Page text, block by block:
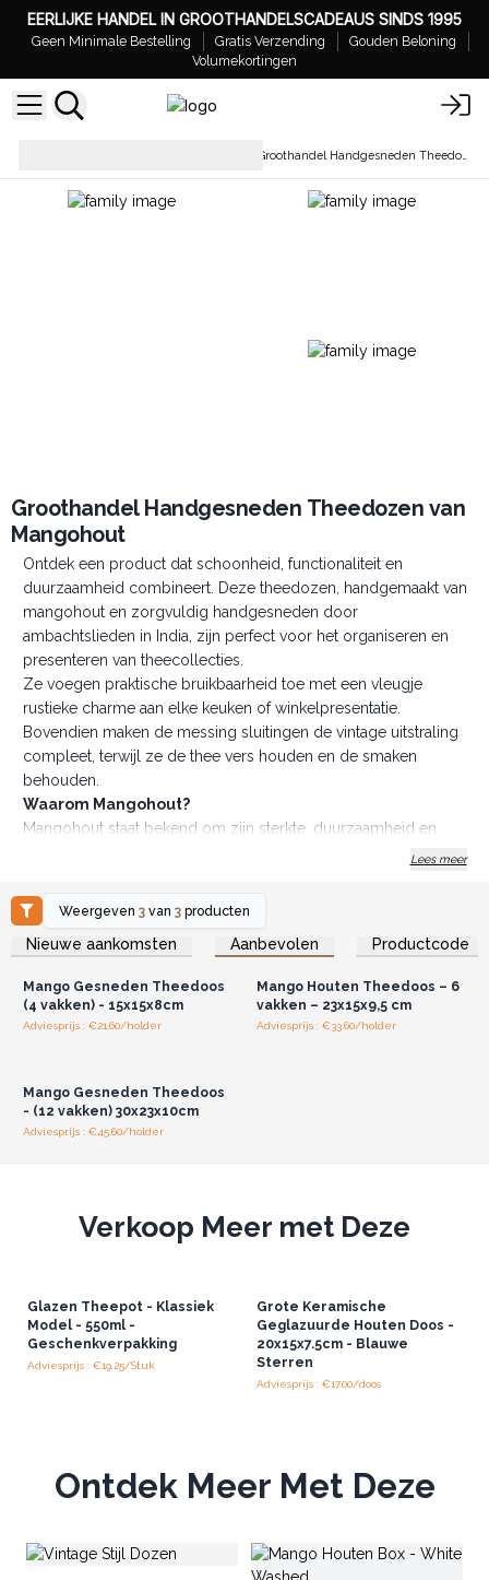
EERLIJKE HANDEL IN GROOTHANDELSCADEAUS SINDS 1995
Geen Minimale Bestelling Gratis Verzending
Gouden Beloning
Volumekortingen
Groothandel Handgesneden Theedozen van
Mangohout
Ontdek een product dat schoonheid, functionaliteit en
duurzaamheid combineert. Deze theedozen, handgemaakt van
mangohout en zorgvuldig handgesneden door
ambachtslieden in India, zijn perfect voor het organiseren en
presenteren van theecollecties.
Ze voegen praktische bruikbaarheid toe met een vleugje
rustieke charme aan elke keuken of winkelpresentatie.
Bovendien maken de messing sluitingen de vintage uitstraling
compleet, terwijl ze de thee vers houden en de smaken
behouden.
Waarom Mangohout?
Mangohout staat bekend om zijn sterkte, duurzaamheid en
nerfstructuur die elk stuk een uniek karakter geeft. Omdat
mangohout wordt geoogst van bomen die geen vruchten
meer dragen, is het een duurzame keuze voor
Of je nu woondecoratie, keukenaccessoires of speciale thee
verkoopt, deze veelzijdige theedozen zijn een onmisbare
praktisch als prachtig is.
Je klanten—of het nu theeliefhebbers of thuishulpen
zijn—zullen er zeker van genieten
Lees meer
Weergeven3 van3 producten
Nieuwe aankomsten Aanbevolen Productcode
Log in of registreer u voor
groothandelsprijzen.
Mango Gesneden Theedoos
(4 vakken) - 15x15x8cm
Adviesprijs : €21.60/holder
Log in of registreer u voor
groothandelsprijzen.
Mango Houten Theedoos – 6
vakken – 23x15x9,5 cm
Adviesprijs : €33.60/holder
Mango Gesneden Theedoos
- (12 vakken) 30x23x10cm
Adviesprijs : €45.60/holder
Verkoop Meer met Deze
Glazen Theepot - Klassiek
Model - 550ml -
Geschenkverpakking
Adviesprijs : €19.25/Stuk
Grote Keramische
Geglazuurde Houten Doos -
20x15x7.5cm - Blauwe
Sterren
Adviesprijs : €17.00/doos
Ontdek Meer Met Deze